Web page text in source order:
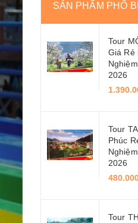
SẢN PHẨM PHỔ
Tour
Giá Rẻ
2026
Tour
Phúc
2026
Tour